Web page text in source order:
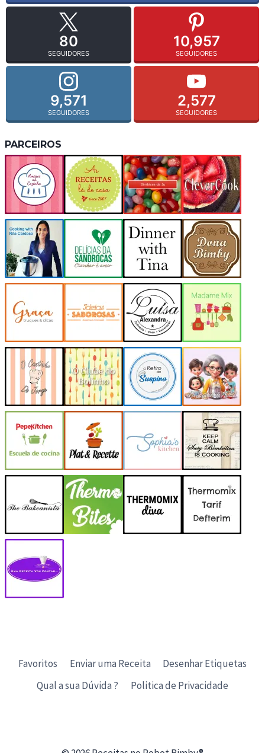
80
SEGUIDORES
10,957
SEGUIDORES
9,571
SEGUIDORES
2,577
SEGUIDORES
PARCEIROS
Favoritos Enviar uma Receita
Desenhar Etiquetas
Qual a sua Dúvida ?
Politica de Privacidade